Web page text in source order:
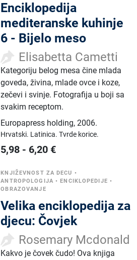
Enciklopedija
mediteranske kuhinje
6 - Bijelo meso
Elisabetta Cametti
Kategoriju belog mesa čine mlada
goveda, živina, mlade ovce i koze,
zečevi i svinje. Fotografija u boji sa
svakim receptom.
Europapress holding,2006.
Hrvatski. Latinica.Tvrde korice.
5,98 - 6,20 €
KNJIŽEVNOST ZA DECU •
ANTROPOLOGIJA • ENCIKLOPEDIJE •
OBRAZOVANJE
Velika enciklopedija za
djecu: Čovjek
Rosemary Mcdonald
Kakvo je čovek čudo! Ova knjiga